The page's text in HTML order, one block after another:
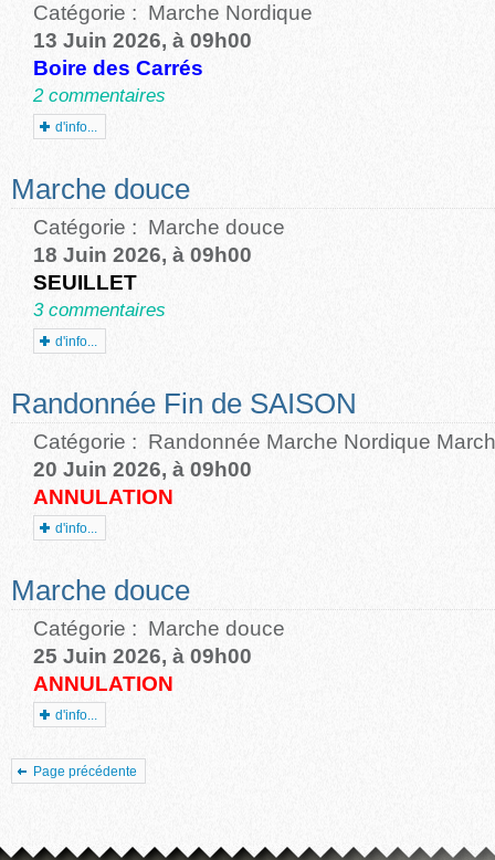
Catégorie : Marche Nordique
13 Juin 2026, à 09h00
Boire des Carrés
2 commentaires
d'info...
Marche douce
Catégorie : Marche douce
18 Juin 2026, à 09h00
SEUILLET
3 commentaires
d'info...
Randonnée Fin de SAISON
Catégorie : Randonnée Marche Nordique
20 Juin 2026, à 09h00
ANNULATION
d'info...
Marche douce
Catégorie : Marche douce
25 Juin 2026, à 09h00
ANNULATION
d'info...
Page précédente